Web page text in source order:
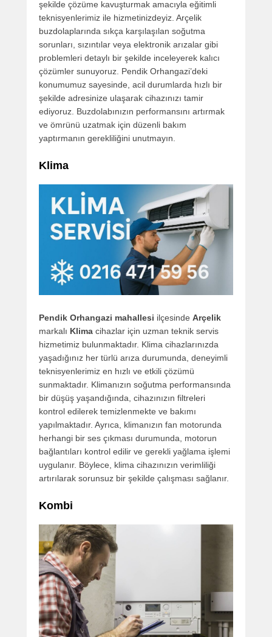
şekilde çözüme kavuşturmak amacıyla eğitimli
teknisyenlerimiz ile hizmetinizdeyiz. Arçelik
buzdolaplarında sıkça karşılaşılan soğutma
sorunları, sızıntılar veya elektronik arızalar gibi
problemleri detaylı bir şekilde inceleyerek kalıcı
çözümler sunuyoruz. Pendik Orhangazi’deki
konumumuz sayesinde, acil durumlarda hızlı bir
şekilde adresinize ulaşarak cihazınızı tamir
ediyoruz. Buzdolabınızın performansını artırmak
ve ömrünü uzatmak için düzenli bakım
yaptırmanın gerekliliğini unutmayın.
Klima
Pendik Orhangazi mahallesi ilçesinde Arçelik
markalı Klima cihazlar için uzman teknik servis
hizmetimiz bulunmaktadır. Klima cihazlarınızda
yaşadığınız her türlü arıza durumunda, deneyimli
teknisyenlerimiz en hızlı ve etkili çözümü
sunmaktadır. Klimanızın soğutma performansında
bir düşüş yaşandığında, cihazınızın filtreleri
kontrol edilerek temizlenmekte ve bakımı
yapılmaktadır. Ayrıca, klimanızın fan motorunda
herhangi bir ses çıkması durumunda, motorun
bağlantıları kontrol edilir ve gerekli yağlama işlemi
uygulanır. Böylece, klima cihazınızın verimliliği
artırılarak sorunsuz bir şekilde çalışması sağlanır.
Kombi